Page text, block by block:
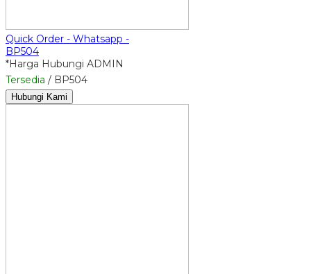
Quick Order - Whatsapp -
BP504
*Harga Hubungi ADMIN
Tersedia / BP504
Hubungi Kami